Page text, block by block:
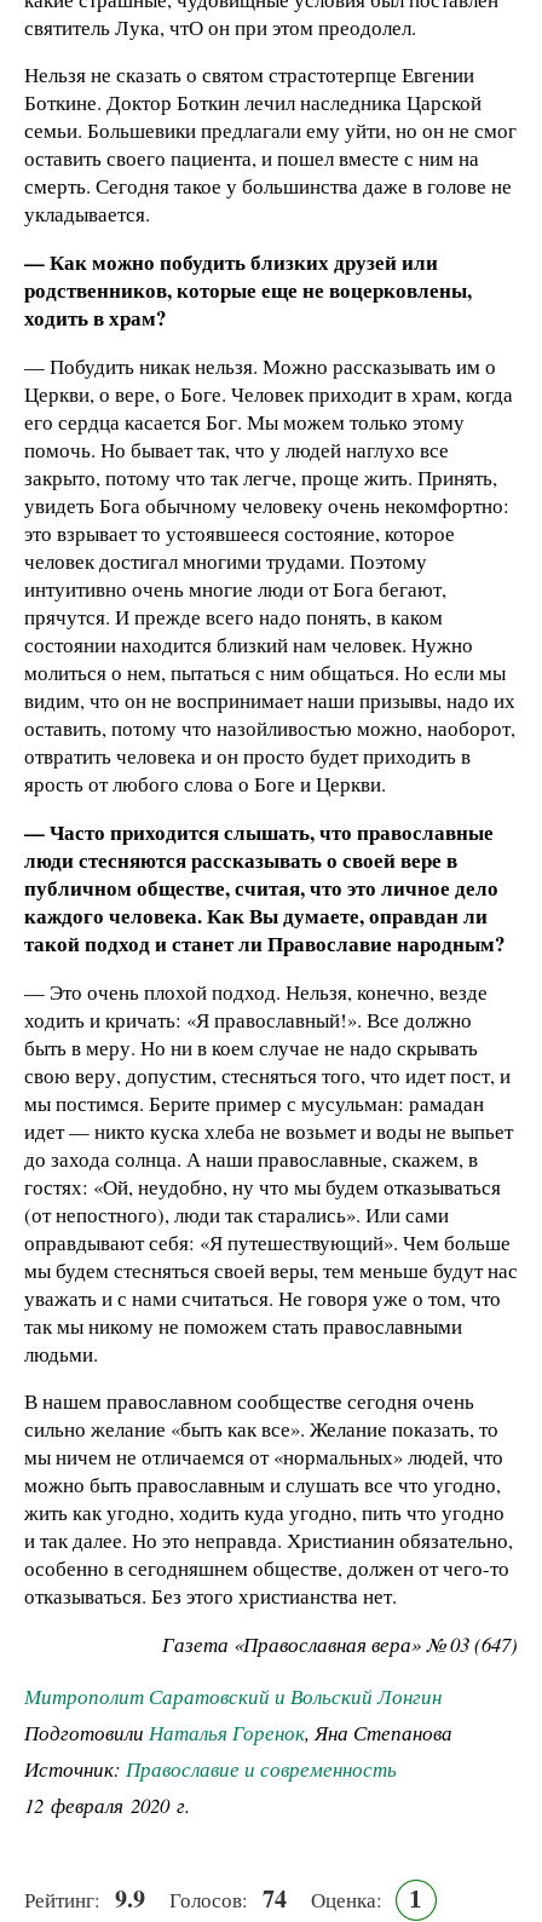
святитель Лука, чтО он при этом преодолел.
Нельзя не сказать о святом страстотерпце Евгении
Боткине. Доктор Боткин лечил наследника Царской
семьи. Большевики предлагали ему уйти, но он не смог
оставить своего пациента, и пошел вместе с ним на
смерть. Сегодня такое у большинства даже в голове не
укладывается.
— Как можно побудить близких друзей или
родственников, которые еще не воцерковлены,
ходить в храм?
— Побудить никак нельзя. Можно рассказывать им о
Церкви, о вере, о Боге. Человек приходит в храм, когда
его сердца касается Бог. Мы можем только этому
помочь. Но бывает так, что у людей наглухо все
закрыто, потому что так легче, проще жить. Принять,
увидеть Бога обычному человеку очень некомфортно:
это взрывает то устоявшееся состояние, которое
человек достигал многими трудами. Поэтому
интуитивно очень многие люди от Бога бегают,
прячутся. И прежде всего надо понять, в каком
состоянии находится близкий нам человек. Нужно
молиться о нем, пытаться с ним общаться. Но если мы
видим, что он не воспринимает наши призывы, надо их
оставить, потому что назойливостью можно, наоборот,
отвратить человека и он просто будет приходить в
ярость от любого слова о Боге и Церкви.
— Часто приходится слышать, что православные
люди стесняются рассказывать о своей вере в
публичном обществе, считая, что это личное дело
каждого человека. Как Вы думаете, оправдан ли
такой подход и станет ли Православие народным?
— Это очень плохой подход. Нельзя, конечно, везде
ходить и кричать: «Я православный!». Все должно
быть в меру. Но ни в коем случае не надо скрывать
свою веру, допустим, стесняться того, что идет пост, и
мы постимся. Берите пример с мусульман: рамадан
идет — никто куска хлеба не возьмет и воды не выпьет
до захода солнца. А наши православные, скажем, в
гостях: «Ой, неудобно, ну что мы будем отказываться
(от непостного), люди так старались». Или сами
оправдывают себя: «Я путешествующий». Чем больше
мы будем стесняться своей веры, тем меньше будут нас
уважать и с нами считаться. Не говоря уже о том, что
так мы никому не поможем стать православными
людьми.
В нашем православном сообществе сегодня очень
сильно желание «быть как все». Желание показать, то
мы ничем не отличаемся от «нормальных» людей, что
можно быть православным и слушать все что угодно,
жить как угодно, ходить куда угодно, пить что угодно
и так далее. Но это неправда. Христианин обязательно,
особенно в сегодняшнем обществе, должен от чего-то
отказываться. Без этого христианства нет.
Газета «Православная вера» № 03 (647)
Митрополит Саратовский и Вольский Лонгин
Подготовили Наталья Горенок, Яна Степанова
Источник: Православие и современность
12 февраля 2020 г.
Рейтинг: 9.9 Голосов: 74 Оценка: 1